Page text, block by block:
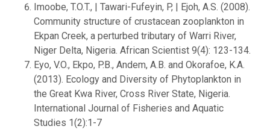
Imoobe, T.O.T., | Tawari-Fufeyin, P, | Ejoh, A.S. (2008).
Community structure of crustacean zooplankton in
Ekpan Creek, a perturbed tributary of Warri River,
Niger Delta, Nigeria. African Scientist 9(4): 123-134.
Eyo, V.O., Ekpo, P.B., Andem, A.B. and Okorafoe, K.A.
(2013). Ecology and Diversity of Phytoplankton in
the Great Kwa River, Cross River State, Nigeria.
International Journal of Fisheries and Aquatic
Studies 1(2):1-7